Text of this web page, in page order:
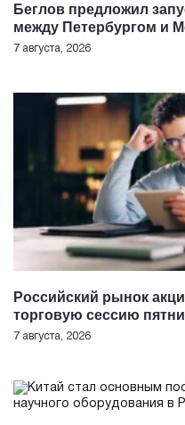
Беглов предложил
между Петербургом и
7 августа, 2026
Российский рынок
торговую сессию
7 августа, 2026